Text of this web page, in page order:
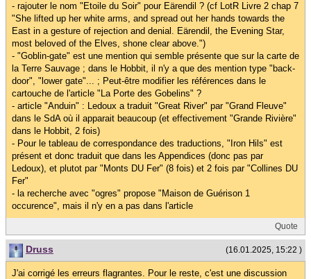
- rajouter le nom "Etoile du Soir" pour Eärendil ? (cf LotR Livre 2 chap 7
"She lifted up her white arms, and spread out her hands towards the
East in a gesture of rejection and denial. Eärendil, the Evening Star,
most beloved of the Elves, shone clear above.")
- "Goblin-gate" est une mention qui semble présente que sur la carte de
la Terre Sauvage ; dans le Hobbit, il n'y a que des mention type "back-
door", "lower gate"... ; Peut-être modifier les références dans le
cartouche de l'article "La Porte des Gobelins" ?
- article "Anduin" : Ledoux a traduit "Great River" par "Grand Fleuve"
dans le SdA où il apparait beaucoup (et effectivement "Grande Rivière"
dans le Hobbit, 2 fois)
- Pour le tableau de correspondance des traductions, "Iron Hils" est
présent et donc traduit que dans les Appendices (donc pas par
Ledoux), et plutot par "Monts DU Fer" (8 fois) et 2 fois par "Collines DU
Fer"
- la recherche avec "ogres" propose "Maison de Guérison 1
occurence", mais il n'y en a pas dans l'article
Quote
(16.01.2025, 15:22 )
Druss
J'ai corrigé les erreurs flagrantes. Pour le reste, c'est une discussion